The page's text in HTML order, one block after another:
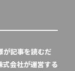
記事を読むだ
式会社が運営する